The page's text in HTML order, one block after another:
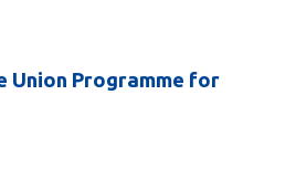
Union Programme for